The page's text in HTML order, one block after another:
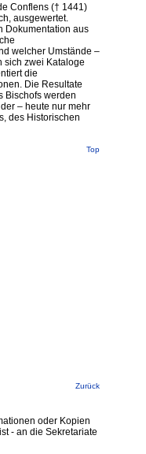
Conflens († 1441)
ausgewertet.
Dokumentation aus
welcher Umstände –
sich zwei Kataloge
die
Die Resultate
Bischofs werden
– heute nur mehr
des Historischen
Top
Zurück
oder Kopien
- an die Sekretariate